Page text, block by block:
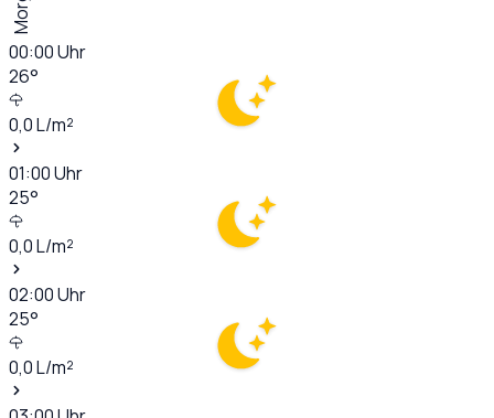
00:00Uhr
26°
0,0L/m²
01:00Uhr
25°
0,0L/m²
02:00Uhr
25°
0,0L/m²